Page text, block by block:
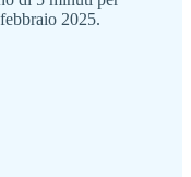
2025.